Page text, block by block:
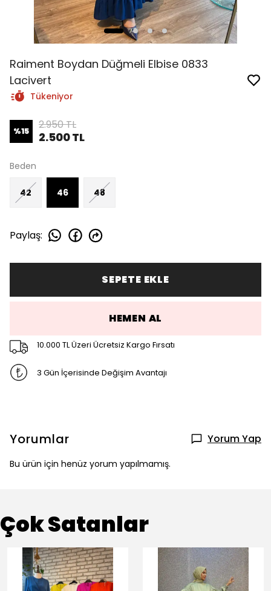
Raiment Boydan Düğmeli Elbise 0833
Lacivert
Tükeniyor
%15 2.950 TL
2.500 TL
Beden
42 46 48
Paylaş:
SEPETE EKLE
HEMEN AL
10.000 TL Üzeri Ücretsiz Kargo Fırsatı
3 Gün İçerisinde Değişim Avantajı
Yorumlar Yorum Yap
Bu ürün için henüz yorum yapılmamış.
Çok Satanlar